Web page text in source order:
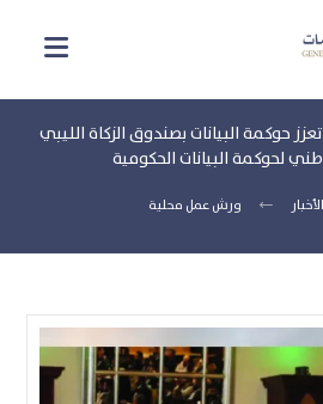
حوكمة البيانات بصندوق الزكاة الليبي
لحوكمة البيانات الحكومية
الأخبار ورش عمل محلية